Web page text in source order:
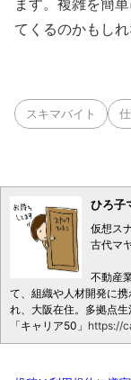
ます。複雑を簡
てくるのかもし
スキマバイト
ひろ子
仮想ス
古代マ
不動産
て、組織や人材開発に
れ、大阪在住。多拠点生
「キャリア50」 https://